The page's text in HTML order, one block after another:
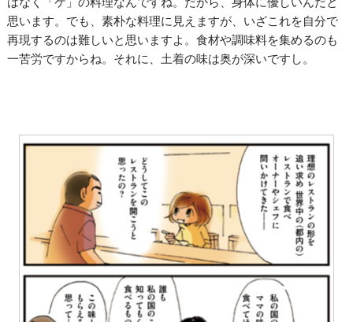
思います。でも、素朴な料理に見えますが、いざこれを自分で
再現するのは難しいと思いますよ。食材や調味料を集めるのも
一苦労ですからね。それに、土着の味は奥が深いですし。